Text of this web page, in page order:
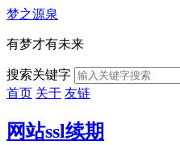
梦之源泉
有梦才有未来
搜索关键字
首页 关于 友链
网站ssl续期